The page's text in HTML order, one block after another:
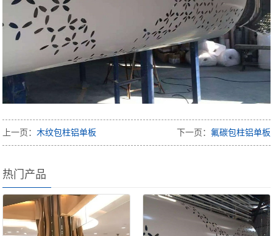
上一页：木纹包柱铝单板 下一页： 氟碳包柱铝单板
热门产品